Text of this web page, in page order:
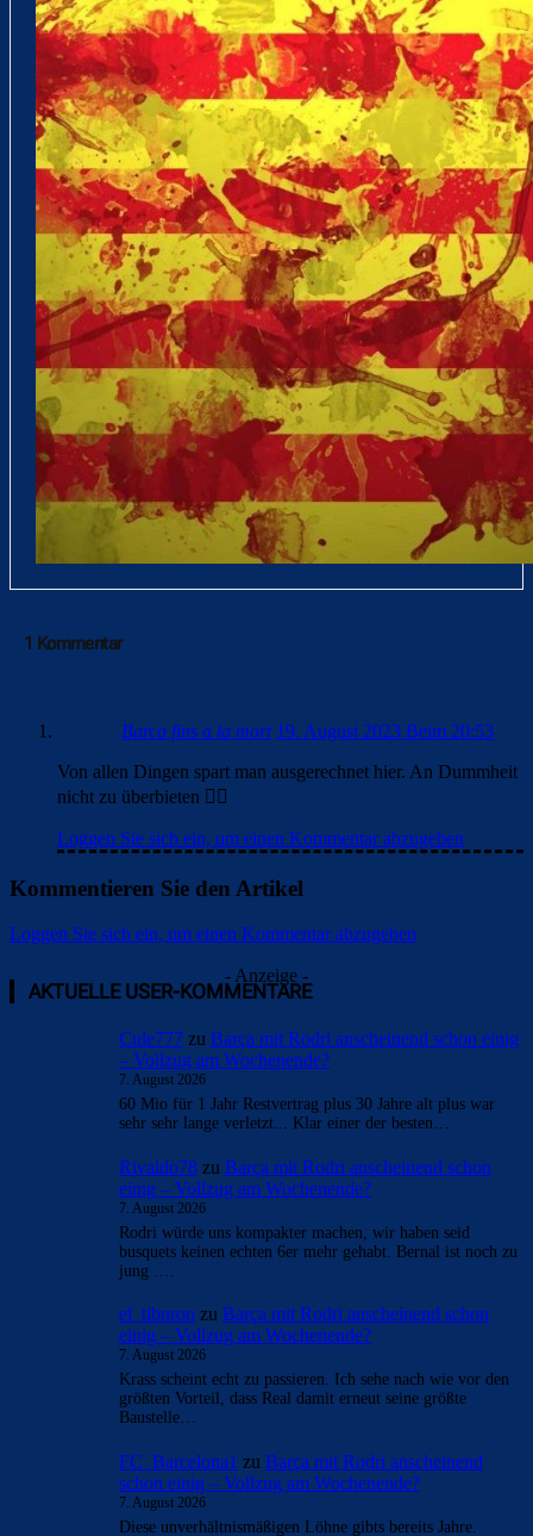
1 Kommentar
Barca fins a la mort 19. August 2023 Beim 20:53
Von allen Dingen spart man ausgerechnet hier. An Dummheit
nicht zu überbieten 🤦‍♂️
Loggen Sie sich ein, um einen Kommentar abzugeben
Kommentieren Sie den Artikel
Loggen Sie sich ein, um einen Kommentar abzugeben